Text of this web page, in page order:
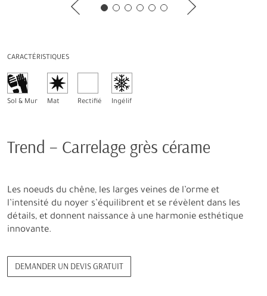
CARACTÉRISTIQUES
Sol & Mur Mat Rectifié Ingélif
Trend – Carrelage grès cérame
Les noeuds du chêne, les larges veines de l’orme et
l’intensité du noyer s’équilibrent et se révèlent dans les
détails, et donnent naissance à une harmonie esthétique
innovante.
DEMANDER UN DEVIS GRATUIT